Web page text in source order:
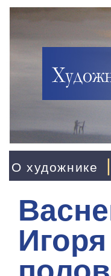
О художнике |